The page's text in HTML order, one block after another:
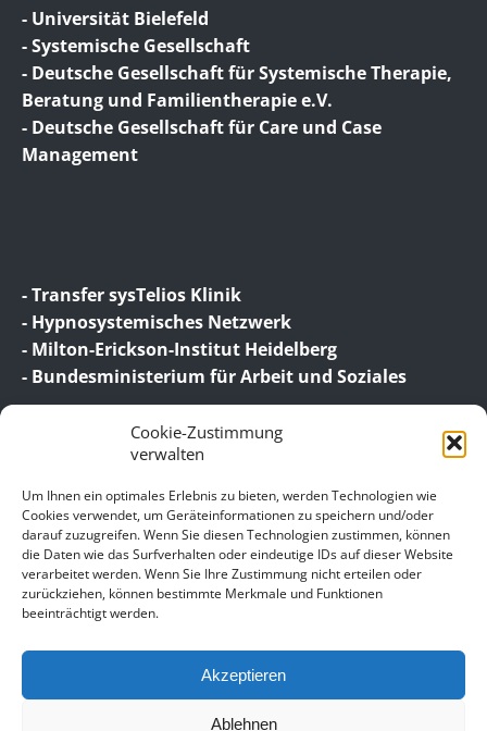
Cookie-Zustimmung
verwalten
Um Ihnen ein optimales Erlebnis zu bieten, werden Technologien wie
Cookies verwendet, um Geräteinformationen zu speichern und/oder
darauf zuzugreifen. Wenn Sie diesen Technologien zustimmen, können
die Daten wie das Surfverhalten oder eindeutige IDs auf dieser Website
verarbeitet werden. Wenn Sie Ihre Zustimmung nicht erteilen oder
zurückziehen, können bestimmte Merkmale und Funktionen
beeinträchtigt werden.
Akzeptieren
Ablehnen
- Universität Bielefeld
- Systemische Gesellschaft
- Deutsche Gesellschaft für Systemische Therapie,
Beratung und Familientherapie e.V.
- Deutsche Gesellschaft für Care und Case
Management
- Transfer sysTelios Klinik
- Hypnosystemisches Netzwerk
- Milton-Erickson-Institut Heidelberg
- Bundesministerium für Arbeit und Soziales
© 2026 Birgit Wagner – Coaching | Beratung |
Supervision
Datenschutz
Allgemeine Geschäftsbedingungen für meine